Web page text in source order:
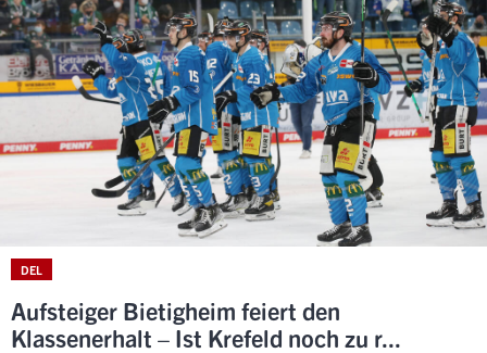
DEL
Aufsteiger Bietigheim feiert den
Klassenerhalt – Ist Krefeld noch zu r...